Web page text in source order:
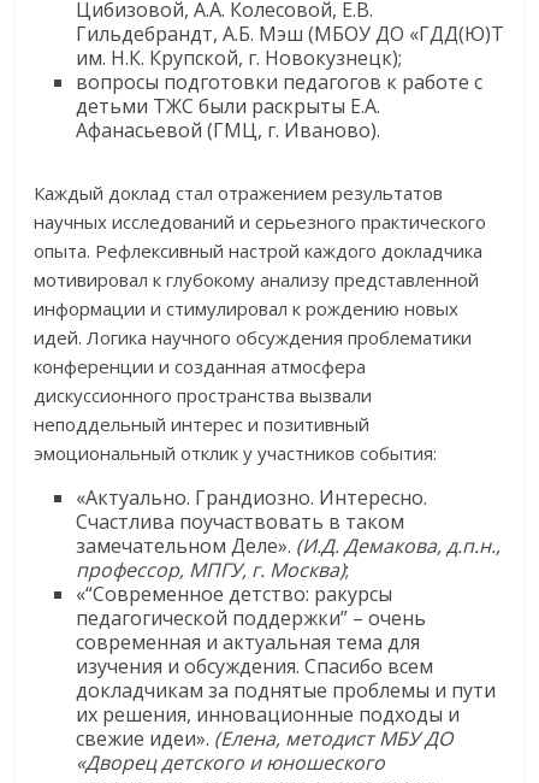
Цибизовой, А.А. Колесовой, Е.В.
Гильдебрандт, А.Б. Мэш (МБОУ ДО «ГДД(Ю)Т
им. Н.К. Крупской, г. Новокузнецк);
вопросы подготовки педагогов к работе с
детьми ТЖС были раскрыты Е.А.
Афанасьевой (ГМЦ, г. Иваново).
Каждый доклад стал отражением результатов
научных исследований и серьезного практического
опыта. Рефлексивный настрой каждого докладчика
мотивировал к глубокому анализу представленной
информации и стимулировал к рождению новых
идей. Логика научного обсуждения проблематики
конференции и созданная атмосфера
дискуссионного пространства вызвали
неподдельный интерес и позитивный
эмоциональный отклик у участников события:
«Актуально. Грандиозно. Интересно.
Счастлива поучаствовать в таком
замечательном Деле». (И.Д. Демакова, д.п.н.,
профессор, МПГУ, г. Москва);
«“Современное детство: ракурсы
педагогической поддержки” – очень
современная и актуальная тема для
изучения и обсуждения. Спасибо всем
докладчикам за поднятые проблемы и пути
их решения, инновационные подходы и
свежие идеи». (Елена, методист МБУ ДО
«Дворец детского и юношеского